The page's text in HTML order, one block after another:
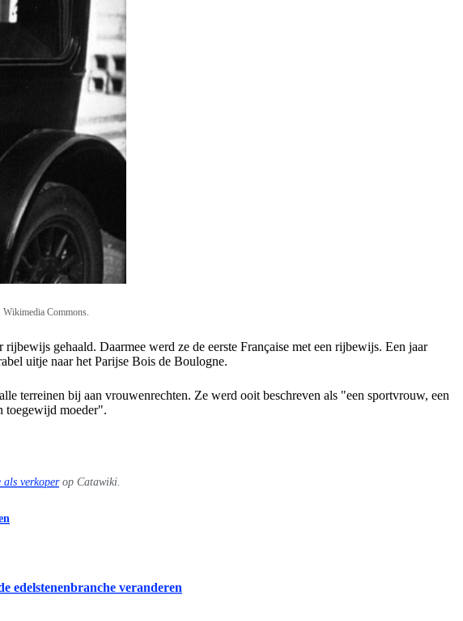
Commons.
gehaald. Daarmee werd ze de eerste Française met een rijbewijs. Een jaar
uitje naar het Parijse Bois de Boulogne.
terreinen bij aan vrouwenrechten. Ze werd ooit beschreven als "een sportvrouw, een
toegewijd moeder".
als verkoperop Catawiki.
edelstenenbranche veranderen